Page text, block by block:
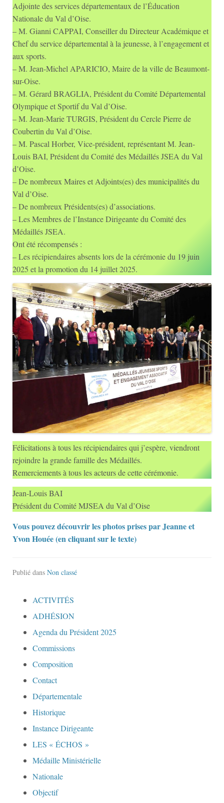
Adjointe des services départementaux de l’Éducation
Nationale du Val d’Oise.
– M. Gianni CAPPAI, Conseiller du Directeur Académique et
Chef du service départemental à la jeunesse, à l’engagement et
aux sports.
– M. Jean-Michel APARICIO, Maire de la ville de Beaumont-
sur-Oise.
– M. Gérard BRAGLIA, Président du Comité Départemental
Olympique et Sportif du Val d’Oise.
– M. Jean-Marie TURGIS, Président du Cercle Pierre de
Coubertin du Val d’Oise.
– M. Pascal Horber, Vice-président, représentant M. Jean-
Louis BAI, Président du Comité des Médaillés JSEA du Val
d’Oise.
– De nombreux Maires et Adjoints(es) des municipalités du
Val d’Oise.
– De nombreux Présidents(es) d’associations.
– Les Membres de l’Instance Dirigeante du Comité des
Médaillés JSEA.
Ont été récompensés :
– Les récipiendaires absents lors de la cérémonie du 19 juin
2025 et la promotion du 14 juillet 2025.
Félicitations à tous les récipiendaires qui j’espère, viendront
rejoindre la grande famille des Médaillés.
Remerciements à tous les acteurs de cette cérémonie.
Jean-Louis BAI
Président du Comité MJSEA du Val d’Oise
Vous pouvez découvrir les photos prises par Jeanne et
Yvon Houée (en cliquant sur le texte)
Publié dans Non classé
ACTIVITÉS
ADHÉSION
Agenda du Président 2025
Commissions
Composition
Contact
Départementale
Historique
Instance Dirigeante
LES « ÉCHOS »
Médaille Ministérielle
Nationale
Objectif